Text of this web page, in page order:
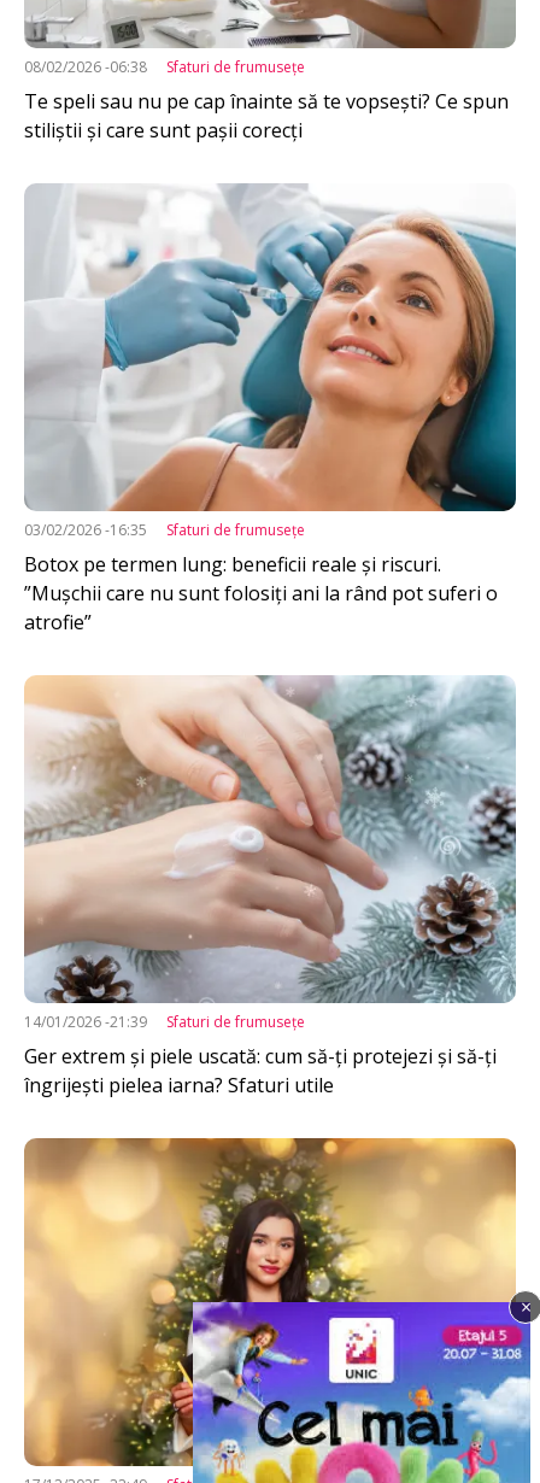
08/02/2026 -06:38 Sfaturi de frumuseţe
Te speli sau nu pe cap înainte să te vopsești? Ce spun
stiliștii și care sunt pașii corecți
Imagine
03/02/2026 -16:35 Sfaturi de frumuseţe
Botox pe termen lung: beneficii reale și riscuri.
”Mușchii care nu sunt folosiți ani la rând pot suferi o
atrofie”
Imagine
14/01/2026 -21:39 Sfaturi de frumuseţe
Ger extrem și piele uscată: cum să-ți protejezi și să-ți
îngrijești pielea iarna? Sfaturi utile
Imagine
×
Imagine